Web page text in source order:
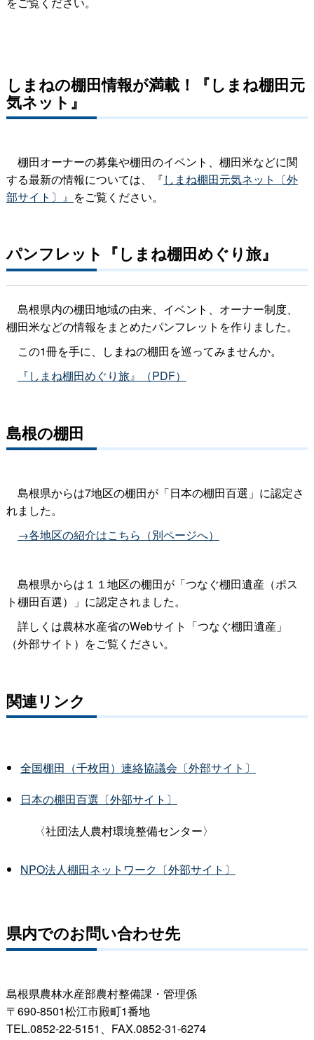
しまねの棚田情報が満載！『しまね棚田元
気ネット』
棚田オーナーの募集や棚田のイベント、棚田米などに関
する最新の情報については、『しまね棚田元気ネット〔外
部サイト〕』 をご覧ください。
パンフレット『しまね棚田めぐり旅』
島根県内の棚田地域の由来、イベント、オーナー制度、
棚田米などの情報をまとめたパンフレットを作りました。
この1冊を手に、しまねの棚田を巡ってみませんか。
『しまね棚田めぐり旅』（PDF）
島根の棚田
島根県からは7地区の棚田が「日本の棚田百選」に認定さ
れました。
→各地区の紹介はこちら（別ページへ）
島根県からは１１地区の棚田が「つなぐ棚田遺産（ポス
ト棚田百選）」に認定されました。
詳しくは農林水産省のWebサイト「つなぐ棚田遺産」
（外部サイト）をご覧ください。
関連リンク
全国棚田（千枚田）連絡協議会〔外部サイト〕
日本の棚田百選〔外部サイト〕
〈社団法人農村環境整備センター〉
NPO法人棚田ネットワーク〔外部サイト〕
県内でのお問い合わせ先
島根県農林水産部農村整備課・管理係
〒690-8501松江市殿町1番地
TEL.0852-22-5151、FAX.0852-31-6274